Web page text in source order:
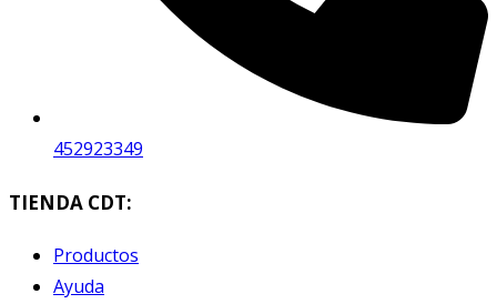
452923349
TIENDA CDT:
Productos
Ayuda